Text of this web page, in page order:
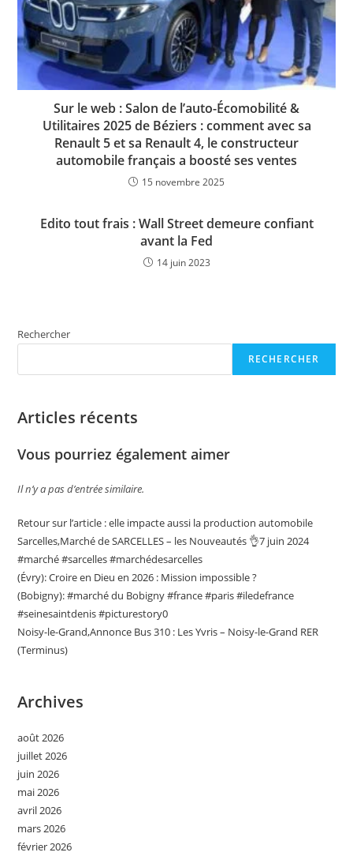
Sur le web : Salon de l’auto-Écomobilité &
Utilitaires 2025 de Béziers : comment avec sa
Renault 5 et sa Renault 4, le constructeur
automobile français a boosté ses ventes
15 novembre 2025
Edito tout frais : Wall Street demeure confiant
avant la Fed
14 juin 2023
Rechercher
RECHERCHER
Articles récents
Vous pourriez également aimer
Il n’y a pas d’entrée similaire.
Retour sur l’article : elle impacte aussi la production automobile
Sarcelles,Marché de SARCELLES – les Nouveautés 👌7 juin 2024
#marché #sarcelles #marchédesarcelles
(Évry): Croire en Dieu en 2026 : Mission impossible ?
(Bobigny): #marché du Bobigny #france #paris #iledefrance
#seinesaintdenis #picturestory0
Noisy-le-Grand,Annonce Bus 310 : Les Yvris – Noisy-le-Grand RER
(Terminus)
Archives
août 2026
juillet 2026
juin 2026
mai 2026
avril 2026
mars 2026
février 2026